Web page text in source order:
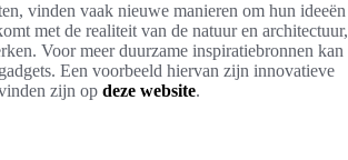
vinden vaak nieuwe manieren om hun ideeën
met de realiteit van de natuur en architectuur,
Voor meer duurzame inspiratiebronnen kan
Een voorbeeld hiervan zijn innovatieve
zijn op deze website.